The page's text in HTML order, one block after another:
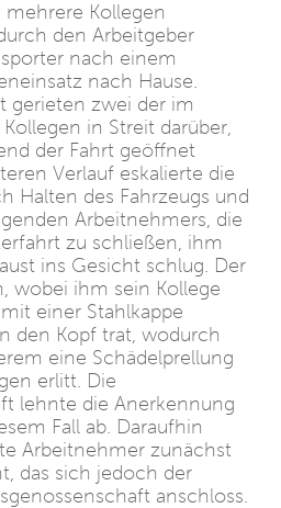
mehrere Kollegen
den Arbeitgeber
nach einem
nach Hause.
gerieten zwei der im
in Streit darüber,
der Fahrt geöffnet
Verlauf eskalierte die
Halten des Fahrzeugs und
Arbeitnehmers, die
zu schließen, ihm
ins Gesicht schlug. Der
wobei ihm sein Kollege
einer Stahlkappe
den Kopf trat, wodurch
eine Schädelprellung
erlitt. Die
lehnte die Anerkennung
Fall ab. Daraufhin
Arbeitnehmer zunächst
das sich jedoch der
anschloss.